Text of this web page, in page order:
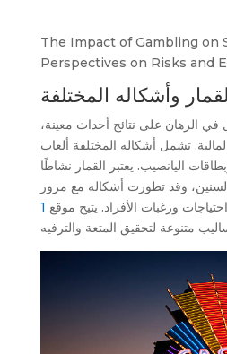
The Impact of Gambling on
Perspectives on Risks and
وأشكاله المختلفة
في الرهان على نتائج أحداث معينة،
تشمل أشكاله المختلفة ألعاب
اليانصيب. يعتبر القمار نشاطًا
السنين، وقد تطورت أشكاله مع مرور
ورغبات الأفراد. يتيح موقع